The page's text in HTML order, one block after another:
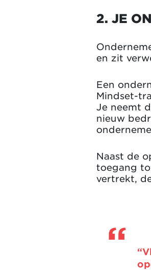
2. JE
en zit
Een
Mindset-
Je neemt
nieuw
Naast de
toegang
vertrekt,